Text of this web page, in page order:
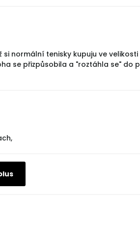
normální tenisky kupuju ve
se přizpůsobila a "roztáhla se" do